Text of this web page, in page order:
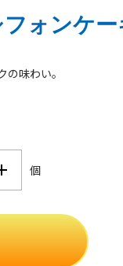
ォンケー
味わい。
個